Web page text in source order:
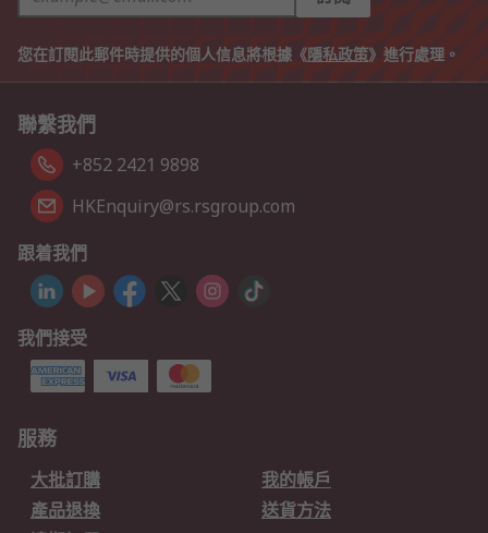
您在訂閱此郵件時提供的個人信息將根據《隱私政策》進行處理。
聯繫我們
+852 2421 9898
HKEnquiry@rs.rsgroup.com
跟着我們
我們接受
服務
大批訂購
我的帳戶
產品退換
送貨方法